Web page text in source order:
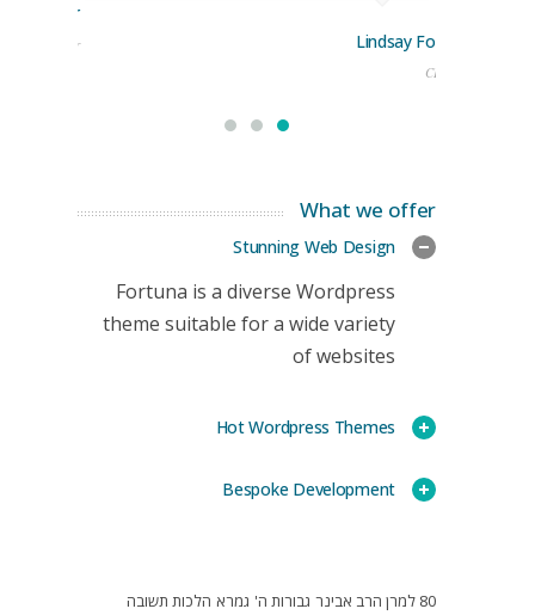
Lindsay Ford
CEO
Stoner
Manager
What we offer
Stunning Web Design
Fortuna is a diverse Wordpress
theme suitable for a wide variety
of websites
Hot Wordpress Themes
Bespoke Development
80 למרן הרב אבינר גבורות ה' גמרא הלכות תשובה